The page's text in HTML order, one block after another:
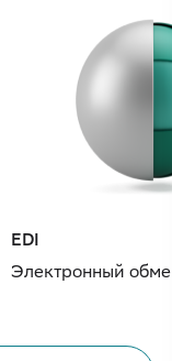
EDI
Электронный